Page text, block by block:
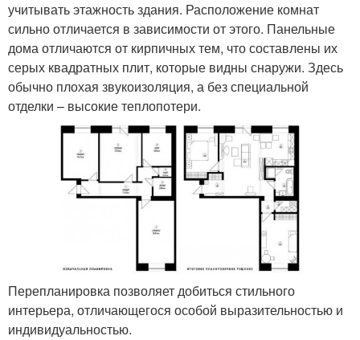
учитывать этажность здания. Расположение комнат
сильно отличается в зависимости от этого. Панельные
дома отличаются от кирпичных тем, что составлены их
серых квадратных плит, которые видны снаружи. Здесь
обычно плохая звукоизоляция, а без специальной
отделки – высокие теплопотери.
Перепланировка позволяет добиться стильного
интерьера, отличающегося особой выразительностью и
индивидуальностью.